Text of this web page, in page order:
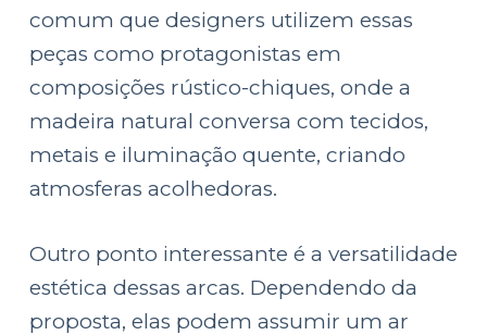
comum que designers utilizem essas
peças como protagonistas em
composições rústico-chiques, onde a
madeira natural conversa com tecidos,
metais e iluminação quente, criando
atmosferas acolhedoras.
Outro ponto interessante é a versatilidade
estética dessas arcas. Dependendo da
proposta, elas podem assumir um ar